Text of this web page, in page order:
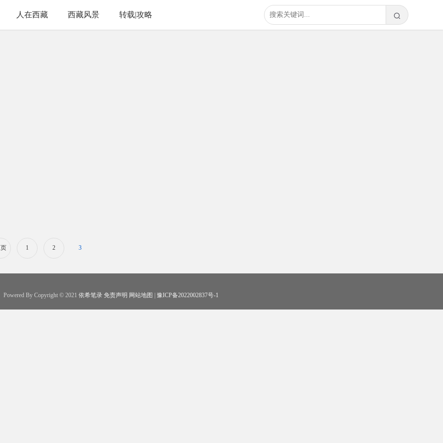
人在西藏 西藏风景 转载|攻略
1 2 3
Powered By Copyright © 2021 依希笔录 免责声明 网站地图 豫ICP备2022002837号-1